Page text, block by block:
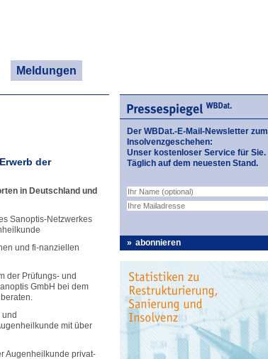
Meldungen
der
in Deutschland und
Sanoptis-Netzwerkes
und fi-nanziellen
der Prüfungs- und
GmbH bei dem
mit über
Augenheilkunde privat-
Der WBDat.-E-Mail-Newsletter zum
Insolvenzgeschehen:
Unser kostenloser Service für Sie.
Täglich auf dem neuesten Stand.
abonnieren